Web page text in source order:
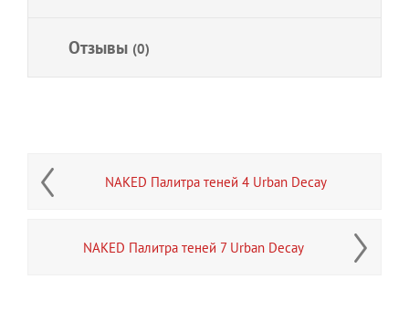
Отзывы (0)
NAKED Палитра теней 4 Urban Decay
NAKED Палитра теней 7 Urban Decay